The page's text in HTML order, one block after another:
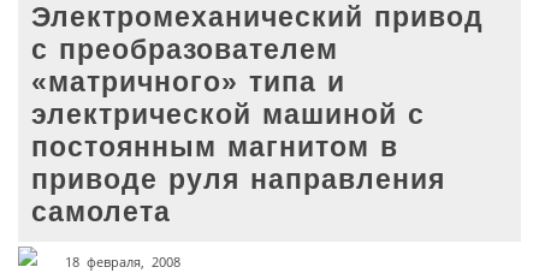
Электромеханический привод
с преобразователем
«матричного» типа и
электрической машиной с
постоянным магнитом в
приводе руля направления
самолета
18 февраля, 2008